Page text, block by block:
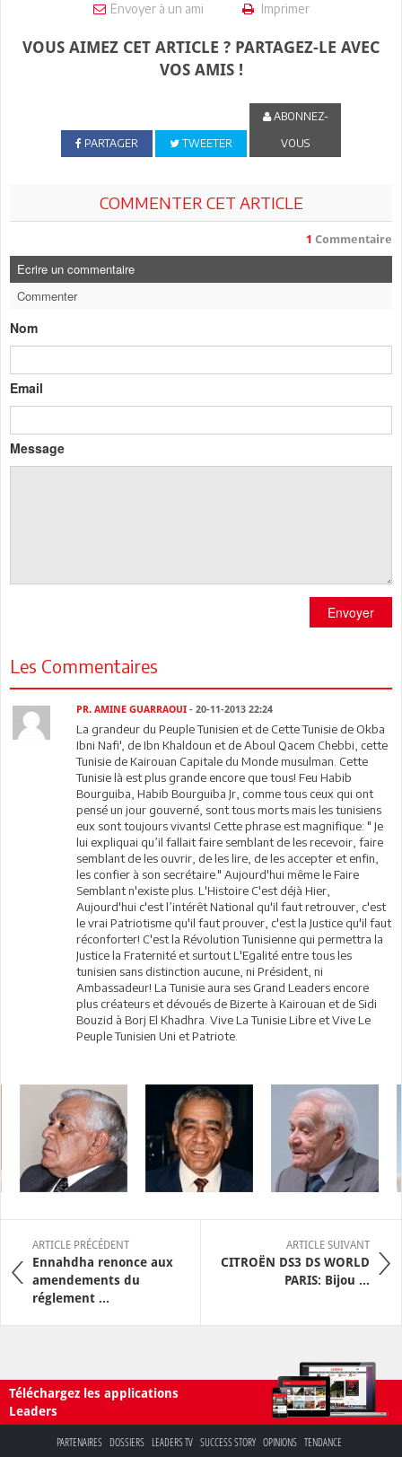
Envoyer à un ami Imprimer
VOUS AIMEZ CET ARTICLE ? PARTAGEZ-LE AVEC
VOS AMIS !
PARTAGER TWEETER
ABONNEZ-
VOUS
COMMENTER CET ARTICLE
1 Commentaire
Ecrire un commentaire
Commenter
Nom
Email
Message
Envoyer
Les Commentaires
PR. AMINE GUARRAOUI - 20-11-2013 22:24
La grandeur du Peuple Tunisien et de Cette Tunisie de Okba
Ibni Nafi', de Ibn Khaldoun et de Aboul Qacem Chebbi, cette
Tunisie de Kairouan Capitale du Monde musulman. Cette
Tunisie là est plus grande encore que tous! Feu Habib
Bourguiba, Habib Bourguiba Jr, comme tous ceux qui ont
pensé un jour gouverné, sont tous morts mais les tunisiens
eux sont toujours vivants! Cette phrase est magnifique: " Je
lui expliquai qu’il fallait faire semblant de les recevoir, faire
semblant de les ouvrir, de les lire, de les accepter et enfin,
les confier à son secrétaire." Aujourd'hui même le Faire
Semblant n'existe plus. L'Histoire C'est déjà Hier,
Aujourd'hui c'est l’intérêt National qu'il faut retrouver, c'est
le vrai Patriotisme qu'il faut prouver, c'est la Justice qu'il faut
réconforter! C'est la Révolution Tunisienne qui permettra la
Justice la Fraternité et surtout L'Egalité entre tous les
tunisien sans distinction aucune, ni Président, ni
Ambassadeur! La Tunisie aura ses Grand Leaders encore
plus créateurs et dévoués de Bizerte à Kairouan et de Sidi
Bouzid à Borj El Khadhra. Vive La Tunisie Libre et Vive Le
Peuple Tunisien Uni et Patriote.
ARTICLE PRÉCÉDENT
Ennahdha renonce aux
amendements du
réglement ...
ARTICLE SUIVANT
CITROËN DS3 DS WORLD
PARIS: Bijou ...
Téléchargez les applications
Leaders
PARTENAIRES DOSSIERS LEADERS TV SUCCESS STORY OPINIONS TENDANCE